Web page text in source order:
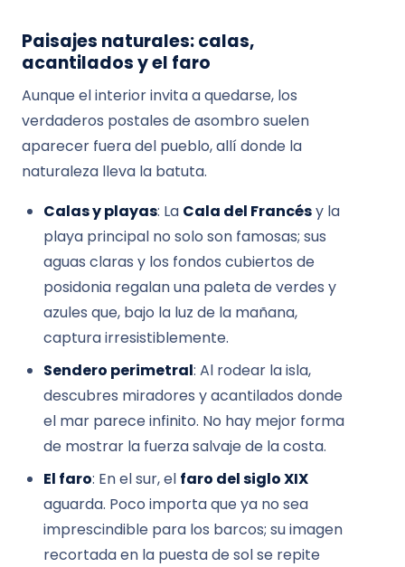
Paisajes naturales: calas,
acantilados y el faro
Aunque el interior invita a quedarse, los
verdaderos postales de asombro suelen
aparecer fuera del pueblo, allí donde la
naturaleza lleva la batuta.
Calas y playas: La Cala del Francésy la
playa principal no solo son famosas; sus
aguas claras y los fondos cubiertos de
posidonia regalan una paleta de verdes y
azules que, bajo la luz de la mañana,
captura irresistiblemente.
Sendero perimetral: Al rodear la isla,
descubres miradores y acantilados donde
el mar parece infinito. No hay mejor forma
de mostrar la fuerza salvaje de la costa.
El faro: En el sur, el faro del siglo XIX
aguarda. Poco importa que ya no sea
imprescindible para los barcos; su imagen
recortada en la puesta de sol se repite